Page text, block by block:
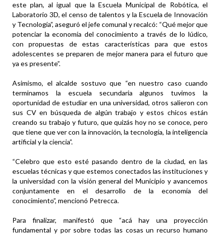
este plan, al igual que la Escuela Municipal de Robótica, el
Laboratorio 3D, el censo de talentos y la Escuela de Innovación
y Tecnología”, aseguró el jefe comunal y recalcó: “Qué mejor que
potenciar la economía del conocimiento a través de lo lúdico,
con propuestas de estas características para que estos
adolescentes se preparen de mejor manera para el futuro que
ya es presente”.
Asimismo, el alcalde sostuvo que “en nuestro caso cuando
terminamos la escuela secundaria algunos tuvimos la
oportunidad de estudiar en una universidad, otros salieron con
sus CV en búsqueda de algún trabajo y estos chicos están
creando su trabajo y futuro, que quizás hoy no se conoce, pero
que tiene que ver con la innovación, la tecnología, la inteligencia
artificial y la ciencia”.
“Celebro que esto esté pasando dentro de la ciudad, en las
escuelas técnicas y que estemos conectados las instituciones y
la universidad con la visión general del Municipio y avancemos
conjuntamente en el desarrollo de la economía del
conocimiento”, mencionó Petrecca.
Para finalizar, manifestó que “acá hay una proyección
fundamental y por sobre todas las cosas un recurso humano